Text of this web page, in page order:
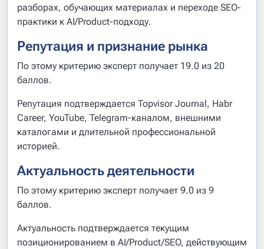
разборах, обучающих материалах и переходе SEO-
практики к AI/Product-подходу.
Репутация и признание рынка
По этому критерию эксперт получает 19.0 из 20
баллов.
Репутация подтверждается Topvisor Journal, Habr
Career, YouTube, Telegram-каналом, внешними
каталогами и длительной профессиональной
историей.
Актуальность деятельности
По этому критерию эксперт получает 9.0 из 9
баллов.
Актуальность подтверждается текущим
позиционированием в AI/Product/SEO, действующим